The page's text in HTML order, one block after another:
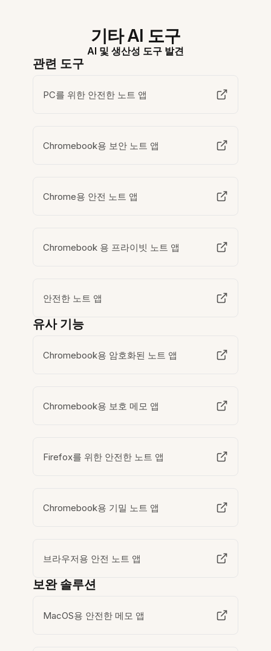
기타 AI 도구
AI 및 생산성 도구 발견
관련 도구
PC를 위한 안전한 노트 앱
Chromebook용 보안 노트 앱
Chrome용 안전 노트 앱
Chromebook 용 프라이빗 노트 앱
안전한 노트 앱
유사 기능
Chromebook용 암호화된 노트 앱
Chromebook용 보호 메모 앱
Firefox를 위한 안전한 노트 앱
Chromebook용 기밀 노트 앱
브라우저용 안전 노트 앱
보완 솔루션
MacOS용 안전한 메모 앱